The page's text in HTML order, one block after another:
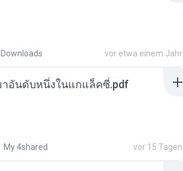
Downloads vor etwa einem Jahr
าอันดับหนึ่งในแกแล็คซี่.pdf
My 4shared vor 15 Tagen